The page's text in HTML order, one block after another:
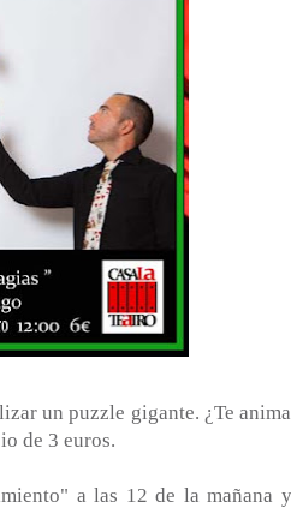
un puzzle gigante. ¿Te
de 3 euros.
a las 12 de la mañana